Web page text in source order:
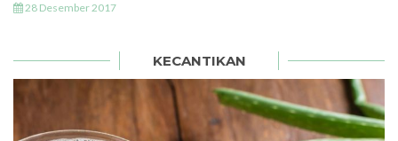
28 Desember 2017
KECANTIKAN